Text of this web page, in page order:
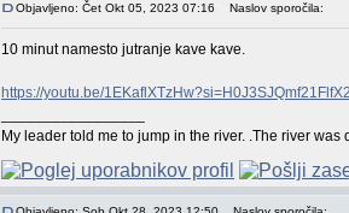
Objavljeno: Čet Okt 05, 2023 07:16 Naslov sporočila:
10 minut namesto jutranje kave kave.
https://youtu.be/
My leader told me to jump in the river. .The river